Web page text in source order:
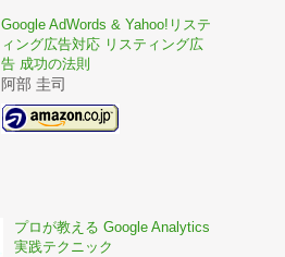
Google AdWords & Yahoo!リステ
ィング広告対応 リスティング広
告 成功の法則
阿部 圭司
プロが教える Google Analytics
実践テクニック